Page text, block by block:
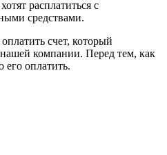
расплатиться с
средствами.
счет, который
компании. Перед тем, как
его оплатить.